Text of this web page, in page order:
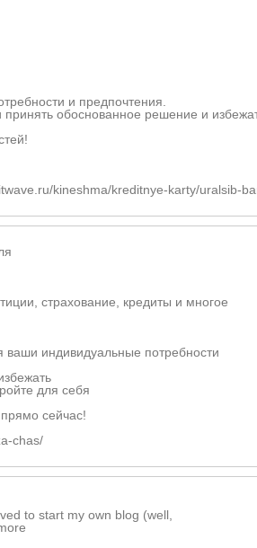
и предпочтения.
обоснованное решение и
kineshma/kreditnye-karty/uralsib-
страхование, кредиты и многое
ваши индивидуальные потребности
для себя
сейчас!
chas/
to start my own blog (well,